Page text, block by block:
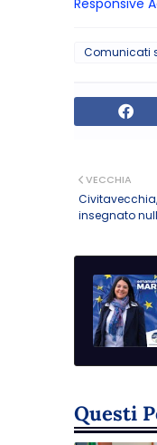
Comunicati
VECCHIA
insegnato
Questi